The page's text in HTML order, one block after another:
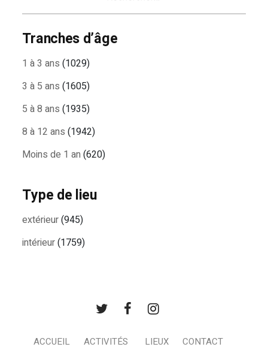
Tranches d’âge
1 à 3 ans (1029)
3 à 5 ans (1605)
5 à 8 ans (1935)
8 à 12 ans (1942)
Moins de 1 an (620)
Type de lieu
extérieur(945)
intérieur(1759)
ACCUEIL ACTIVITÉS LIEUX CONTACT